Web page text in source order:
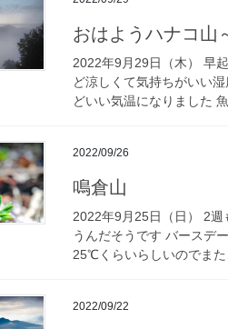
おはようハナコ山
2022年9月29日（木） 早
ど涼しくて気持ちがいい
どいい気温になりました
2022/09/26
鳴倉山
2022年9月25日（日） 2
うんだそうです バースデ
25℃くらいらしいのでま
2022/09/22